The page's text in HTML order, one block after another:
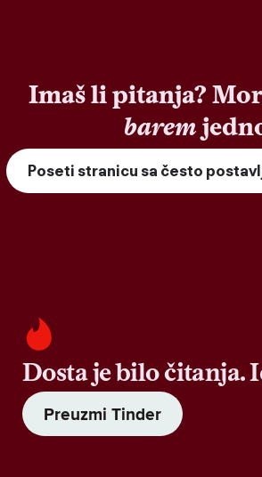
Imaš li pitanja?
barem
Poseti stranicu sa često
Dosta je bilo čitanja.
Preuzmi Tinder